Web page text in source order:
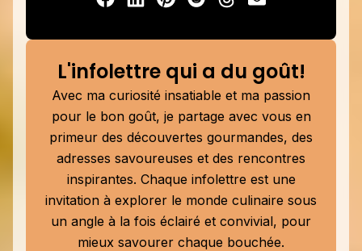
L'infolettre qui a du goût!
Avec ma curiosité insatiable et ma passion
pour le bon goût, je partage avec vous en
primeur des découvertes gourmandes, des
adresses savoureuses et des rencontres
inspirantes. Chaque infolettre est une
invitation à explorer le monde culinaire sous
un angle à la fois éclairé et convivial, pour
mieux savourer chaque bouchée.